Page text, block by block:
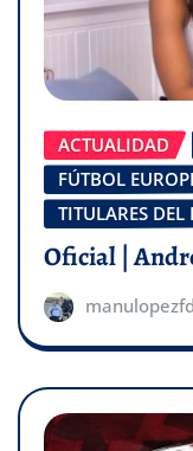
ACTUALIDAD
FÚTBOL
TITULARES DEL
Oficial |